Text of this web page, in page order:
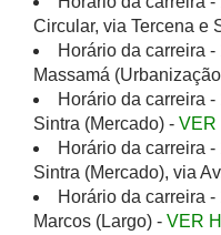
Circular, via Tercena e
Horário da carreira
Massamá
Horário da carreira
Sintra (Mercado) - VER
Horário da carreira
Sintra (Mercado), via
Horário da carreira
Marcos (Largo) - VER